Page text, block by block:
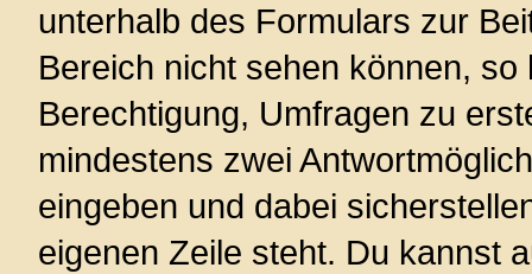
unterhalb des Formulars zur
Bereich nicht sehen können,
Berechtigung, Umfragen zu
mindestens zwei
eingeben und dabei
eigenen Zeile steht. Du kannst